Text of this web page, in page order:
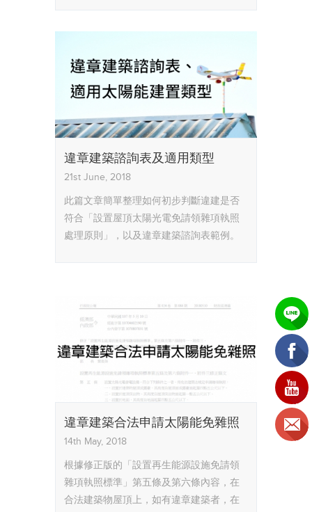
違章建築諮詢表及適用類型
21st June, 2018
此篇文章簡單整理如何初步判斷違建是否
符合「設置屋頂太陽光電免請領雜項執照
處理原則」，以及違章建築諮詢表範例。
違章建築合法申請太陽能免雜照
14th May, 2018
根據修正版的「設置再生能源設施免請領
雜項執照標準」第五條及第六條內容，在
合法建築物屋頂上，如有違章建築者，在